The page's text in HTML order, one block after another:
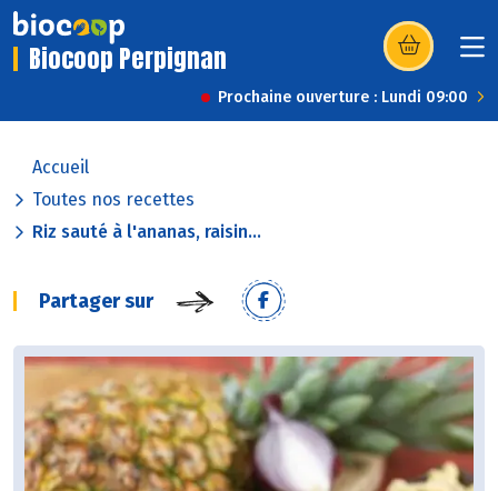
Biocoop Perpignan (s’ouvre dans
Prochaine ouverture : Lundi 09:00
Accueil
Toutes nos recettes
Riz sauté à l'ananas, raisin...
Partager sur